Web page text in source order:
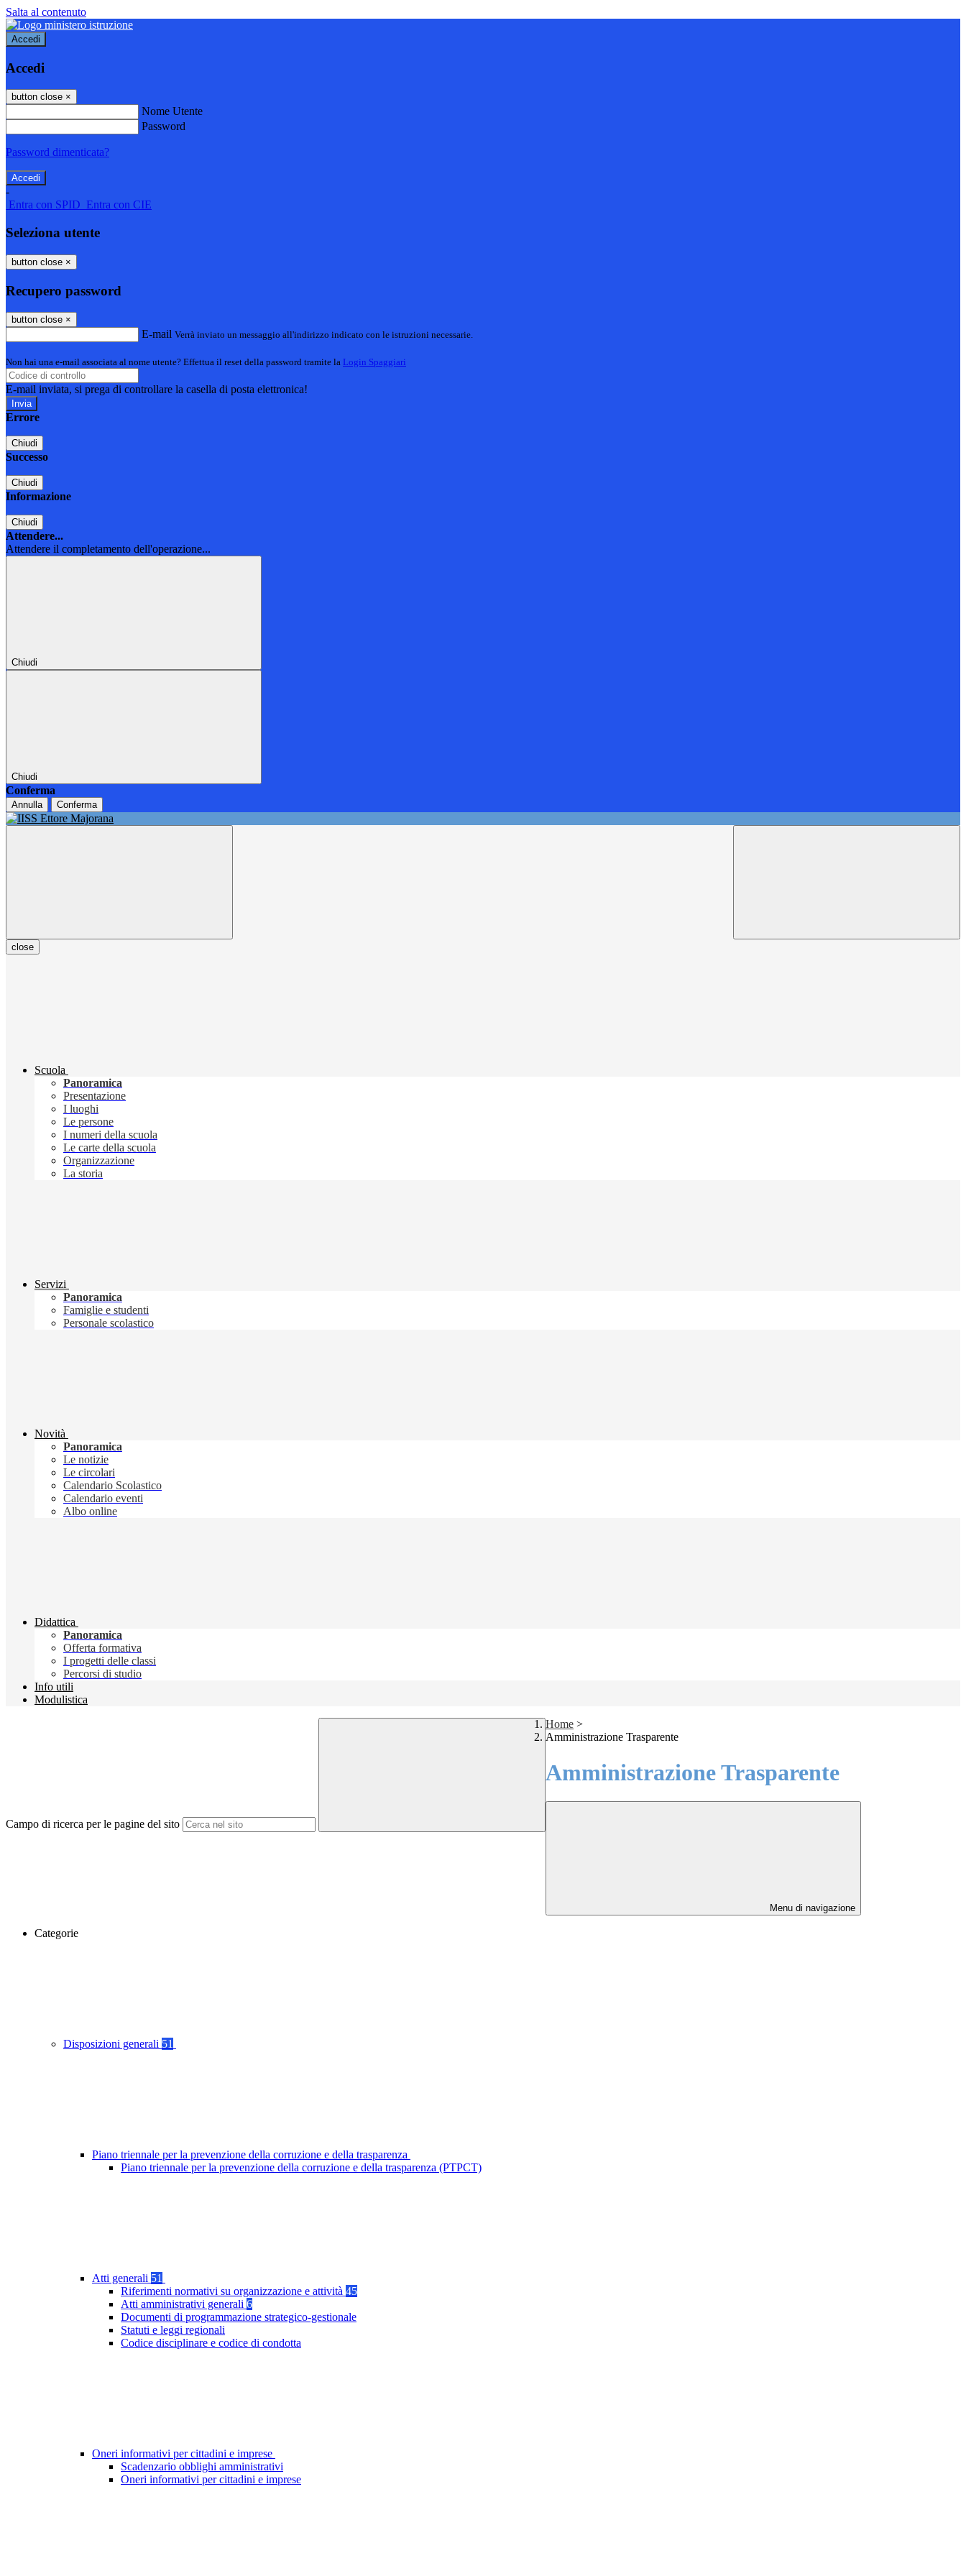
Salta al contenuto
Accedi
Accedi
button close ×
Nome Utente
Password
Password dimenticata?
-
Entra con SPID Entra con CIE
Seleziona utente
button close ×
Recupero password
button close ×
E-mail Verrà inviato un messaggio all'indirizzo indicato con le istruzioni necessarie.
Non hai una e-mail associata al nome utente? Effettua il reset della password tramite la Login Spaggiari
E-mail inviata, si prega di controllare la casella di posta elettronica!
Errore
Chiudi
Successo
Chiudi
Informazione
Chiudi
Attendere...
Attendere il completamento dell'operazione...
Chiudi
Chiudi
Conferma
Annulla Conferma
close
Scuola
Panoramica
Presentazione
I luoghi
Le persone
I numeri della scuola
Le carte della scuola
Organizzazione
La storia
Servizi
Panoramica
Famiglie e studenti
Personale scolastico
Novità
Panoramica
Le notizie
Le circolari
Calendario Scolastico
Calendario eventi
Albo online
Didattica
Panoramica
Offerta formativa
I progetti delle classi
Percorsi di studio
Info utili
Modulistica
Campo di ricerca per le pagine del sito
Home >
Amministrazione Trasparente
Amministrazione Trasparente
Menu di navigazione
Categorie
Disposizioni generali 51
Piano triennale per la prevenzione della corruzione e della trasparenza
Piano triennale per la prevenzione della corruzione e della trasparenza (PTPCT)
Atti generali 51
Riferimenti normativi su organizzazione e attività 45
Atti amministrativi generali 6
Documenti di programmazione strategico-gestionale
Statuti e leggi regionali
Codice disciplinare e codice di condotta
Oneri informativi per cittadini e imprese
Scadenzario obblighi amministrativi
Oneri informativi per cittadini e imprese